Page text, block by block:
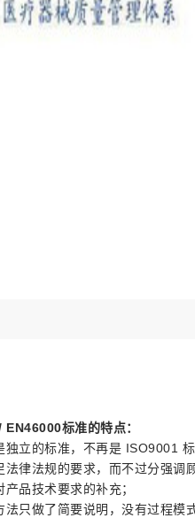
EN46000标准的特点：
独立的标准，不再是 ISO9001
法律法规的要求，而不过分强调
产品技术要求的补充；
法只做了简要说明，没有过程模式